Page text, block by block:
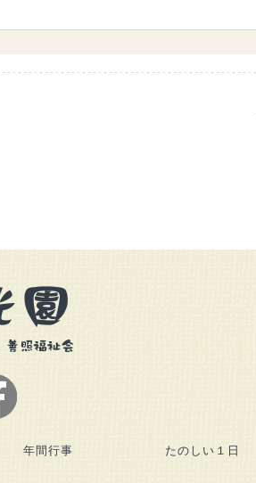
年間行事 たのしい１日